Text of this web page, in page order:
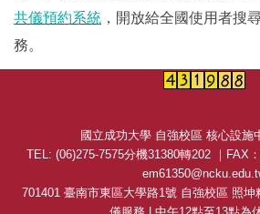
共儀預約系統 ，開放給全國使用者搜
務。
國立成功大學 自強校區 核心設施
TEL: (06)275-7575分機31380轉202 ｜FAX
701401 臺南市東區大學路1號 自強校區 照坤